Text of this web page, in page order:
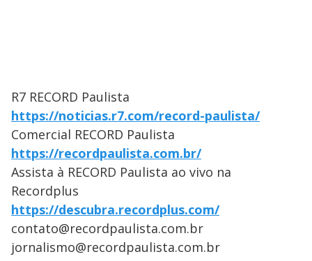
R7 RECORD Paulista
https://noticias.r7.com/record-paulista/
Comercial RECORD Paulista
https://recordpaulista.com.br/
Assista à RECORD Paulista ao vivo na
Recordplus
https://descubra.recordplus.com/
contato@recordpaulista.com.br
jornalismo@recordpaulista.com.br